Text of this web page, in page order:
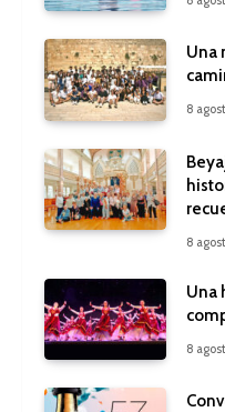
Una
8
8
Una
8